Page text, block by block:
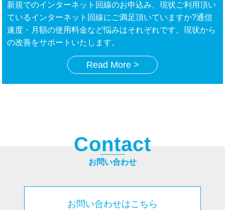
新規でのインターネット回線のお申込み、現状ご利用頂い
ているインターネット回線にご満足頂いていますか?通信
速度・月額の使用料金など悩みはそれぞれです。現状から
の改善をサポートいたします。
Read More >
Contact
お問い合わせ
お問い合わせはこちら